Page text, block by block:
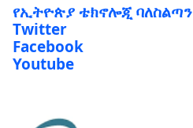
የኢትዮጵያ ቴክኖሎጂ ባለስልጣን
Twitter
Facebook
Youtube